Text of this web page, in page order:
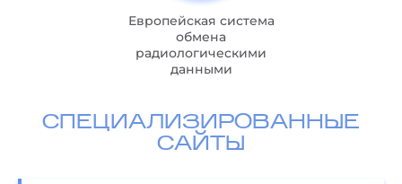
Европейская система
обмена
радиологическими
данными
СПЕЦИАЛИЗИРОВАННЫЕ
САЙТЫ